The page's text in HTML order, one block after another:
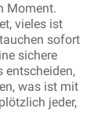
Moment.
vieles ist
sofort
sichere
entscheiden,
was ist mit
jeder,